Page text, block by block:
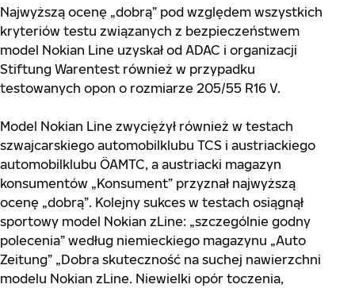
Najwyższą ocenę „dobrą” pod względem wszystkich
kryteriów testu związanych z bezpieczeństwem
model Nokian Line uzyskał od ADAC i organizacji
Stiftung Warentest również w przypadku
testowanych opon o rozmiarze 205/55 R16 V.
Model Nokian Line zwyciężył również w testach
szwajcarskiego automobilklubu TCS i austriackiego
automobilklubu ÖAMTC, a austriacki magazyn
konsumentów „Konsument” przyznał najwyższą
ocenę „dobrą”. Kolejny sukces w testach osiągnął
sportowy model Nokian zLine: „szczególnie godny
polecenia” według niemieckiego magazynu „Auto
Zeitung” „Dobra skuteczność na suchej nawierzchni
modelu Nokian zLine. Niewielki opór toczenia,